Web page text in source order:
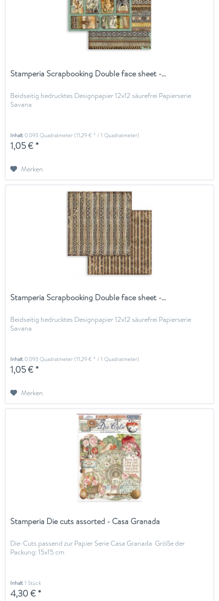
Stamperia Scrapbooking Double face sheet -...
Beidseitig bedrucktes Designpapier 12x12 säurefrei Papierserie
Savana
Inhalt0.093 Quadratmeter(11,29 € * / 1 Quadratmeter)
1,05 € *
Merken
Stamperia Scrapbooking Double face sheet -...
Beidseitig bedrucktes Designpapier 12x12 säurefrei Papierserie
Savana
Inhalt0.093 Quadratmeter(11,29 € * / 1 Quadratmeter)
1,05 € *
Merken
Stamperia Die cuts assorted - Casa Granada
Die-Cuts passend zur Papier Serie Casa Granada Größe der
Packung: 15x15 cm
Inhalt1 Stück
4,30 € *